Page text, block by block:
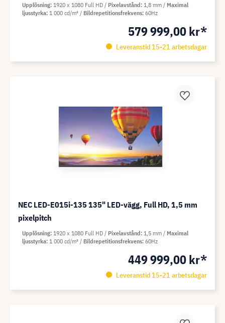
579 999,00 kr*
Leveranstid 15-21 arbetsdagar
Upplösning 1920 x 1080 Full HD Pixelavstånd 1,8 mm
Maximal
ljusstyrka 1 000 cd/m² Bildrepetitionsfrekvens 60Hz
NEC LED-E015i-135 135" LED-vägg, Full HD, 1,5 mm
pixelpitch
449 999,00 kr*
Leveranstid 15-21 arbetsdagar
Upplösning 1920 x 1080 Full HD Pixelavstånd 1,5 mm
Maximal
ljusstyrka 1 000 cd/m² Bildrepetitionsfrekvens 60Hz